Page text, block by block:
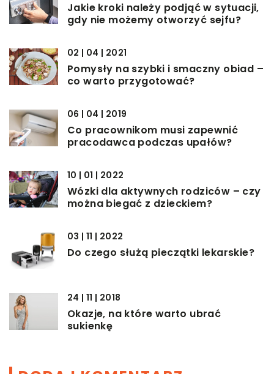
Jakie kroki należy podjąć w sytuacji,
gdy nie możemy otworzyć sejfu?
02 | 04 | 2021
Pomysły na szybki i smaczny obiad –
co warto przygotować?
06 | 04 | 2019
Co pracownikom musi zapewnić
pracodawca podczas upałów?
10 | 01 | 2022
Wózki dla aktywnych rodziców – czy
można biegać z dzieckiem?
03 | 11 | 2022
Do czego służą pieczątki lekarskie?
24 | 11 | 2018
Okazje, na które warto ubrać
sukienkę